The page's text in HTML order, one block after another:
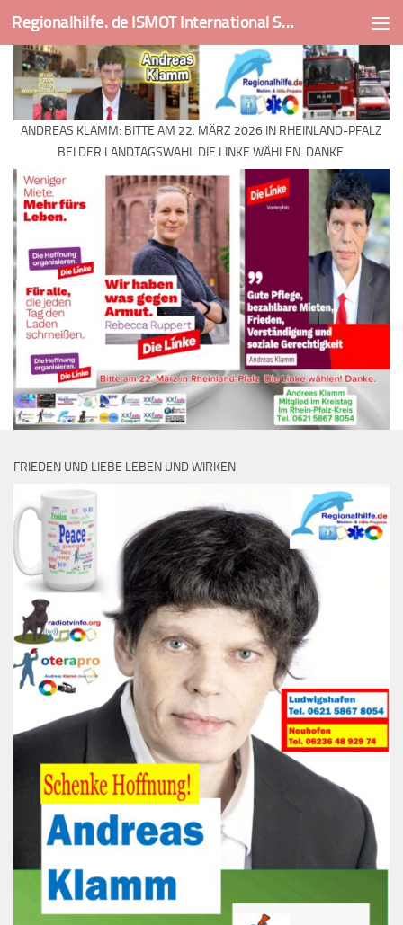
Skip to content Regionalhilfe. de ISMOT International Social And Medical Outreach Team
ANDREAS KLAMM: BITTE AM 22. MÄRZ 2026 IN RHEINLAND-PFALZ
BEI DER LANDTAGSWAHL DIE LINKE WÄHLEN. DANKE.
FRIEDEN UND LIEBE LEBEN UND WIRKEN